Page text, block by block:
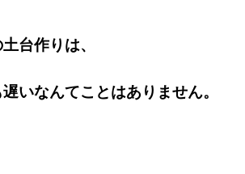
台作りは、
いなんてことはありません。